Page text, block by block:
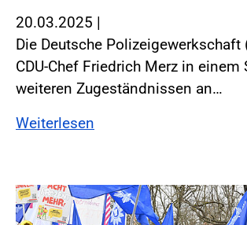
20.03.2025 |
Die Deutsche Polizeigewerkschaft
CDU-Chef Friedrich Merz in einem
weiteren Zugeständnissen an…
Weiterlesen